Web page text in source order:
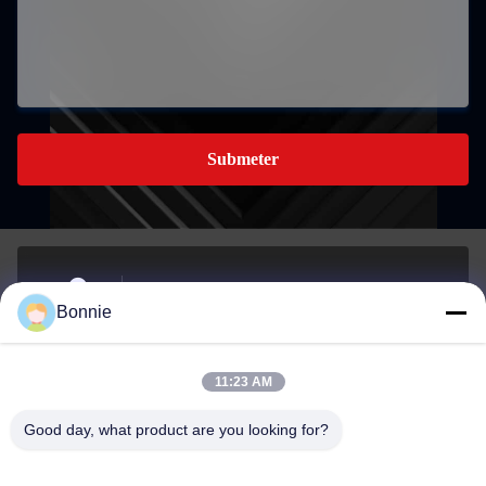
Submeter
Endereço
E-mail
Bonnie@szycw918.com
Bonnie
11:23 AM
Good day, what product are you looking for?